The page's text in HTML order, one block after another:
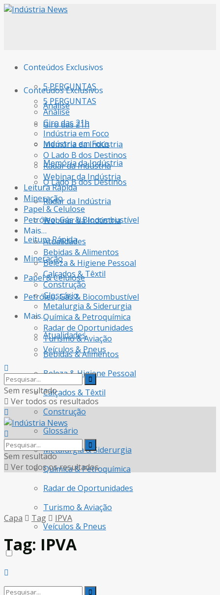
Conteúdos Exclusivos
5 PERGUNTAS
Análise
Giro das 21h
Indústria em Foco
Memória da Indústria
O Lado B dos Destinos
Radar da Indústria
Webinar da Indústria
Leitura Rápida
Mineração
Papel & Celulose
Petróleo, Gás & Biocombustível
Mais…
Atualidades
Bebidas & Alimentos
Beleza & Higiene Pessoal
Calçados & Têxtil
Construção
Glossário
Metalurgia & Siderurgia
Química & Petroquímica
Radar de Oportunidades
Turismo & Aviação
Veículos & Pneus
Conteúdos Exclusivos
5 PERGUNTAS
Análise
Giro das 21h
Indústria em Foco
Memória da Indústria
O Lado B dos Destinos
Radar da Indústria
Webinar da Indústria
Leitura Rápida
Mineração
Papel & Celulose
Petróleo, Gás & Biocombustível
Mais…
Atualidades
Bebidas & Alimentos
Beleza & Higiene Pessoal
Calçados & Têxtil
Construção
Glossário
Metalurgia & Siderurgia
Química & Petroquímica
Radar de Oportunidades
Turismo & Aviação
Veículos & Pneus
Sem resultado
Ver todos os resultados
Sem resultado
Ver todos os resultados
Capa Tag IPVA
Tag: IPVA